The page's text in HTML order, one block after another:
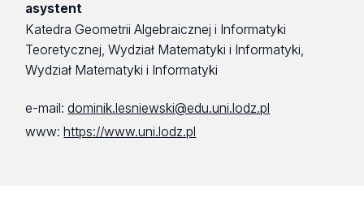
asystent
Katedra Geometrii Algebraicznej i Informatyki
Teoretycznej, Wydział Matematyki i Informatyki,
Wydział Matematyki i Informatyki
e-mail:dominik.lesniewski@edu.uni.lodz.pl
www:https://www.uni.lodz.pl